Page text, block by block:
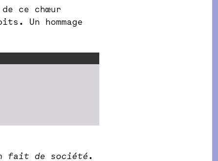
ce chœur
Un hommage
fait de société.